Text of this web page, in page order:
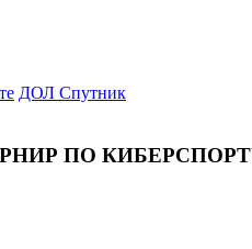
ДОЛ Спутник
ПО